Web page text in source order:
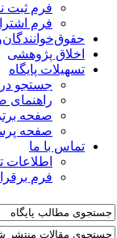
فرم ثبت نام
فرم
اخلاق پژوهشی
تسهیلات پایگاه
جستجو در
راهنمای
صفحه
صفحه
تماس با ما
اطلاعات
فرم